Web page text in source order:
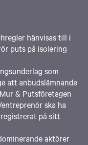
hänvisas till i
puts på isolering
som
att anbudslämnande
& Putsföretagen
ska ha
på sitt
aktörer